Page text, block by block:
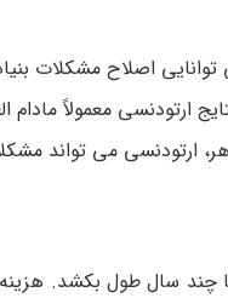
توانایی اصلاح مشکلات
ارتودنسی معمولاً مادام
ارتودنسی می تواند
سال طول بکشد. هزینه